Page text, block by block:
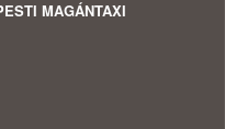
MAGÁNTAXI